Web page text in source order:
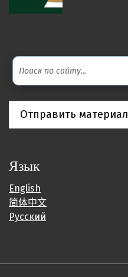
Отправить материал
Язык
English
简体中文
Русский